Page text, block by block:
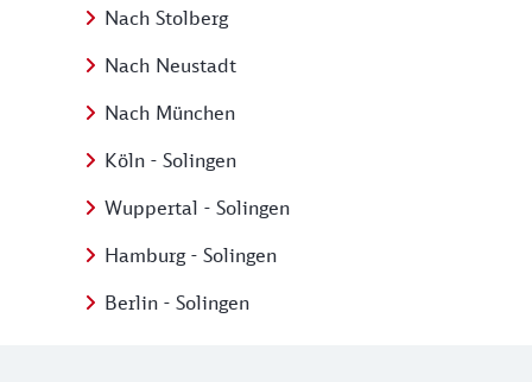
Nach Stolberg
Nach Neustadt
Nach München
Köln - Solingen
Wuppertal - Solingen
Hamburg - Solingen
Berlin - Solingen